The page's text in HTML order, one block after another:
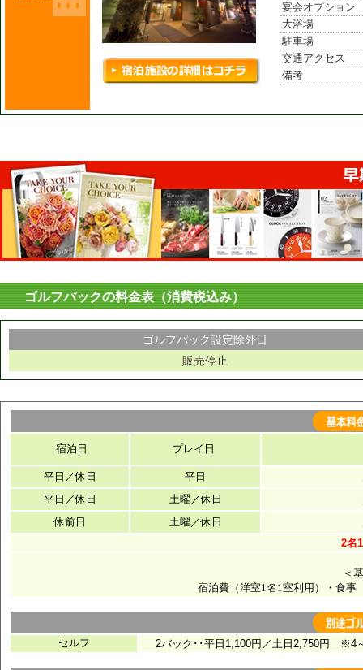
宴会オプション
大浴場
駐車場
交通アクセス
備考
ゴルフパックの料金表（消費税込み）
ゴルフパック設定除外日
販売停止